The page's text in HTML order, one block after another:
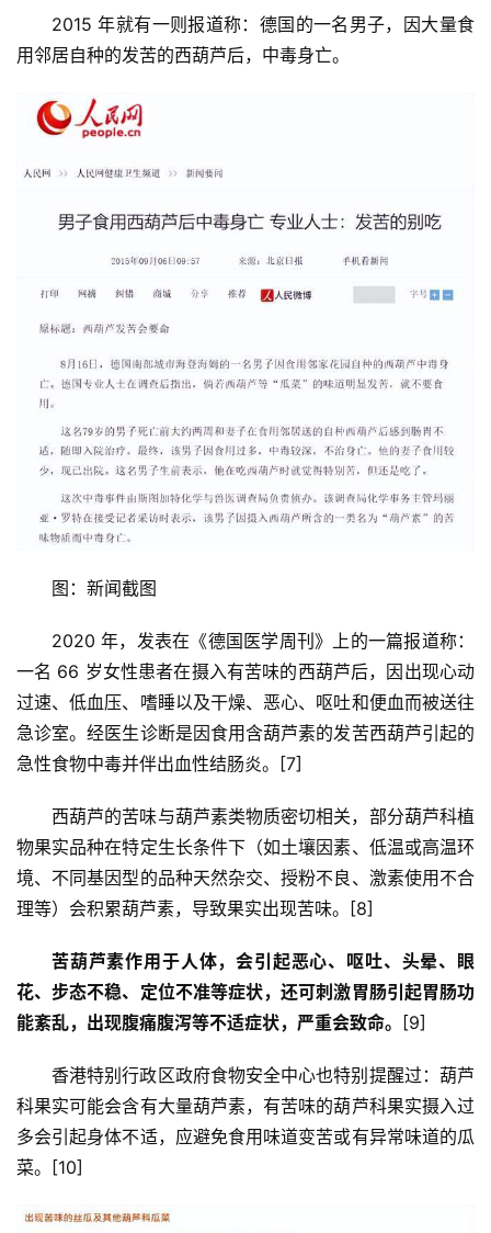
专
表
投稿
2015 年就有一则报道称：德国的一名男子，因大量食
用邻居自种的发苦的西葫芦后，中毒身亡。
图：新闻截图
2020 年，发表在《德国医学周刊》上的一篇报道称：
一名 66 岁女性患者在摄入有苦味的西葫芦后，因出现心动
过速、低血压、嗜睡以及干燥、恶心、呕吐和便血而被送往
急诊室。经医生诊断是因食用含葫芦素的发苦西葫芦引起的
急性食物中毒并伴出血性结肠炎。[7]
西葫芦的苦味与葫芦素类物质密切相关，部分葫芦科植
物果实品种在特定生长条件下（如土壤因素、低温或高温环
境、不同基因型的品种天然杂交、授粉不良、激素使用不合
理等）会积累葫芦素，导致果实出现苦味。[8]
苦葫芦素作用于人体，会引起恶心、呕吐、头晕、眼
花、步态不稳、定位不准等症状，还可刺激胃肠引起胃肠功
能紊乱，出现腹痛腹泻等不适症状，严重会致命。
[9]
香港特别行政区政府食物安全中心也特别提醒过：葫芦
科果实可能会含有大量葫芦素，有苦味的葫芦科果实摄入过
多会引起身体不适，应避免食用味道变苦或有异常味道的瓜
菜。[10]